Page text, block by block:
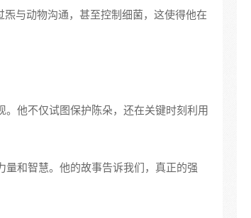
与动物沟通，甚至控制细菌，这使得他在
他不仅试图保护陈朵，还在关键时刻利用
和智慧。他的故事告诉我们，真正的强